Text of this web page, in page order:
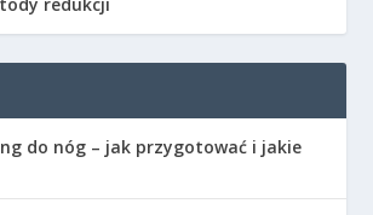
do nóg – jak przygotować i jakie